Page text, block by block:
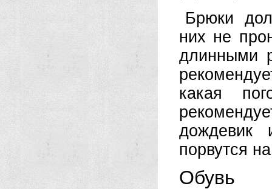
Брюки
них не
длинными
какая
дождевик
порвутся
Обувь